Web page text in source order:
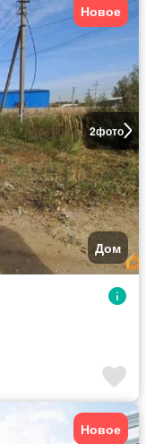
2фото
Новое
Дом
Новое